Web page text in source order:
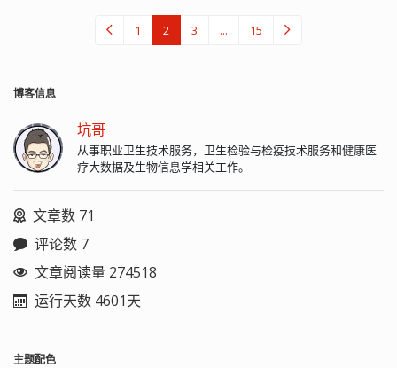
1 2 3 ... 15
博客信息
坑哥
从事职业卫生技术服务，卫生检验与检疫技术服务和健康医
疗大数据及生物信息学相关工作。
文章数 71
评论数 7
文章阅读量 274518
运行天数 4601天
主题配色